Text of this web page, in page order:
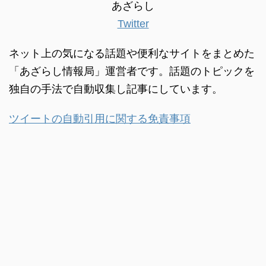
あざらし
Twitter
ネット上の気になる話題や便利なサイトをまとめた
「あざらし情報局」運営者です。話題のトピックを
独自の手法で自動収集し記事にしています。
ツイートの自動引用に関する免責事項